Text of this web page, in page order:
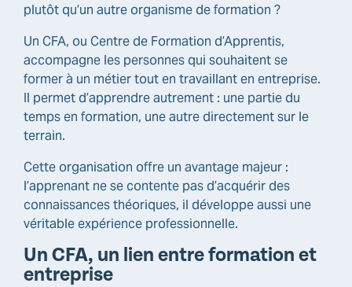
plutôt qu’un autre organisme de formation ?
Un CFA, ou Centre de Formation d’Apprentis,
accompagne les personnes qui souhaitent se
former à un métier tout en travaillant en entreprise.
Il permet d’apprendre autrement : une partie du
temps en formation, une autre directement sur le
terrain.
Cette organisation offre un avantage majeur :
l’apprenant ne se contente pas d’acquérir des
connaissances théoriques, il développe aussi une
véritable expérience professionnelle.
Un CFA, un lien entre formation et
entreprise